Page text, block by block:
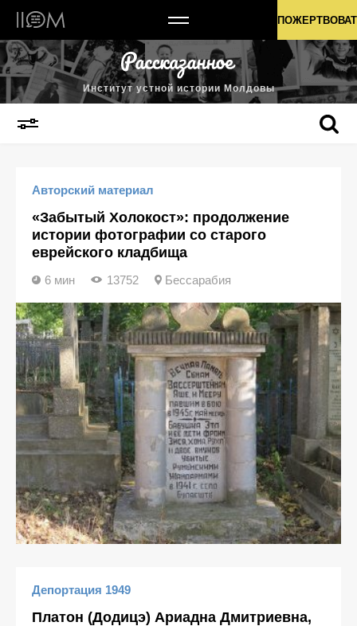
Институт устной истории Молдовы
Институт устной истории Молдовы
Авторский материал
«Забытый Холокост»: продолжение
истории фотографии со старого
еврейского кладбища
6 мин 13752 Бессарабия
Депортация 1949
Платон (Додицэ) Ариадна Дмитриевна,